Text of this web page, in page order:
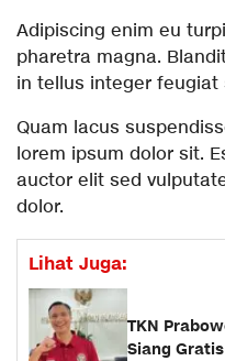
Adipiscing enim eu
pharetra magna.
in tellus integer feugiat
Quam lacus
lorem ipsum dolor sit.
auctor elit sed
dolor.
Lihat Juga:
TKN
Siang